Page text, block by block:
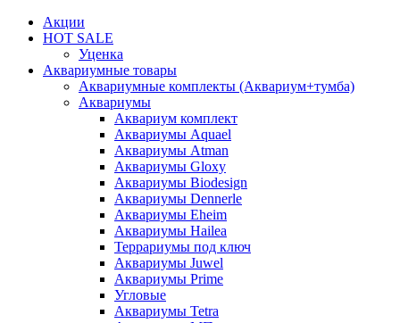
Акции
HOT SALE
Уценка
Аквариумные товары
Аквариумные комплекты (Аквариум+тумба)
Аквариумы
Аквариум комплект
Аквариумы Aquael
Аквариумы Atman
Аквариумы Gloxy
Аквариумы Biodesign
Аквариумы Dennerle
Аквариумы Eheim
Аквариумы Hailea
Террариумы под ключ
Аквариумы Juwel
Аквариумы Prime
Угловые
Аквариумы Tetra